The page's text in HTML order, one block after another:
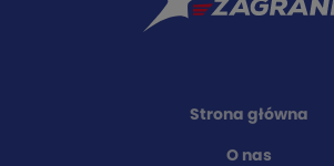
Strona główna
O nas